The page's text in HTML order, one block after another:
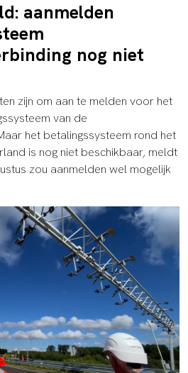
aanmelden
nog niet
zijn om aan te melden voor het
van de
het betalingssysteem rond het
is nog niet beschikbaar, meldt
zou aanmelden wel mogelijk